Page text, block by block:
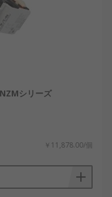
シリーズ
￥11,878.00/個